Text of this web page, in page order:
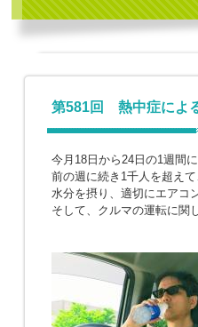
第581回 熱中症によ
今月18日から24日の1週間
前の週に続き1千人を超え
水分を摂り、適切にエアコ
そして、クルマの運転に関